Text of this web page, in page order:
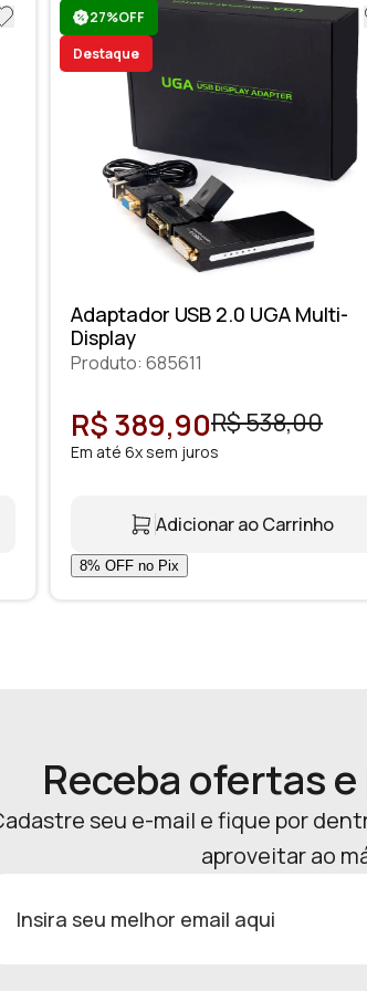
27%OFF
Destaque
Adaptador USB 2.0 UGA Multi-
Display
Produto: 685611
R$ 389,90R$ 538,00
Em até 6x sem juros
Adicionar ao Carrinho
Receba ofertas
seu e-mail e fique por
aproveitar ao